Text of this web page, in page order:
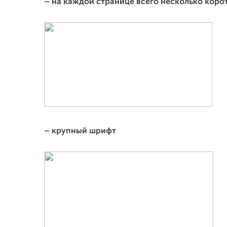
– на каждой странице всего несколько
– крупный шрифт